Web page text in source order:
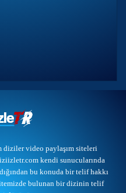
video paylaşım siteleri
kendi sunucularında
bu konuda bir telif hakkı
bulunan bir dizinin telif